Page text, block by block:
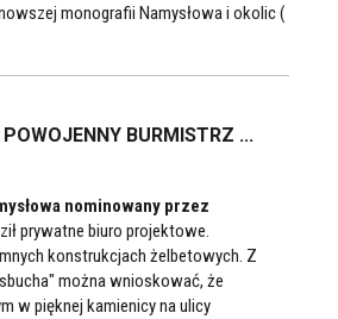
monografii Namysłowa i okolic (
BURMISTRZ ...
nominowany przez
prywatne biuro projektowe.
konstrukcjach żelbetowych. Z
można wnioskować, że
w pięknej kamienicy na ulicy